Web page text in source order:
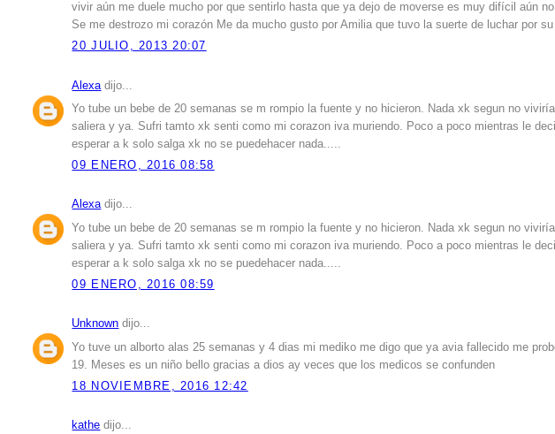
vivir aún me duele mucho por que sentirlo hasta que ya dejo de moverse es muy difícil aún
Se me destrozo mi corazón Me da mucho gusto por Amilia que tuvo la suerte de luchar por
20 JULIO, 2013 20:07
Alexa dijo...
Yo tube un bebe de 20 semanas se m rompio la fuente y no hicieron. Nada xk segun no
saliera y ya. Sufri tamto xk senti como mi corazon iva muriendo. Poco a poco mientras le
esperar a k solo salga xk no se puedehacer nada.....
09 ENERO, 2016 08:58
Alexadijo...
Yo tube un bebe de 20 semanas se m rompio la fuente y no hicieron. Nada xk segun no
saliera y ya. Sufri tamto xk senti como mi corazon iva muriendo. Poco a poco mientras le
esperar a k solo salga xk no se puedehacer nada.....
09 ENERO, 2016 08:59
Unknown dijo...
Yo tuve un alborto alas 25 semanas y 4 dias mi mediko me digo que ya avia fallecido me
19. Meses es un niño bello gracias a dios ay veces que los medicos se confunden
18 NOVIEMBRE, 2016 12:42
kathe dijo...